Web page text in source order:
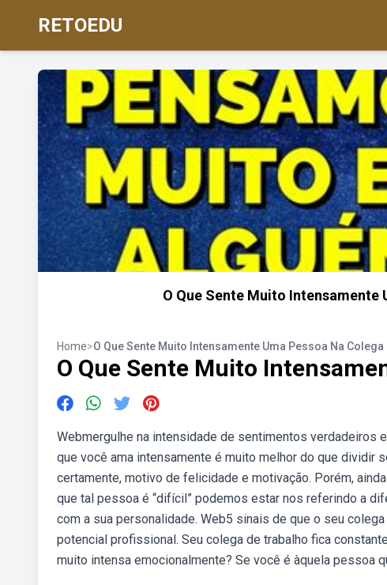
RETOEDU
O Que Sente Muito Intensamente
Home>O Que Sente Muito Intensamente Uma Pessoa Na Colega
O Que Sente Muito
Webmergulhe na intensidade de sentimentos verdadeiros
que você ama intensamente é muito melhor do que dividir
certamente, motivo de felicidade e motivação. Porém,
que tal pessoa é “difícil” podemos estar nos referindo a
com a sua personalidade. Web5 sinais de que o seu
potencial profissional. Seu colega de trabalho fica
muito intensa emocionalmente? Se você é àquela pessoa